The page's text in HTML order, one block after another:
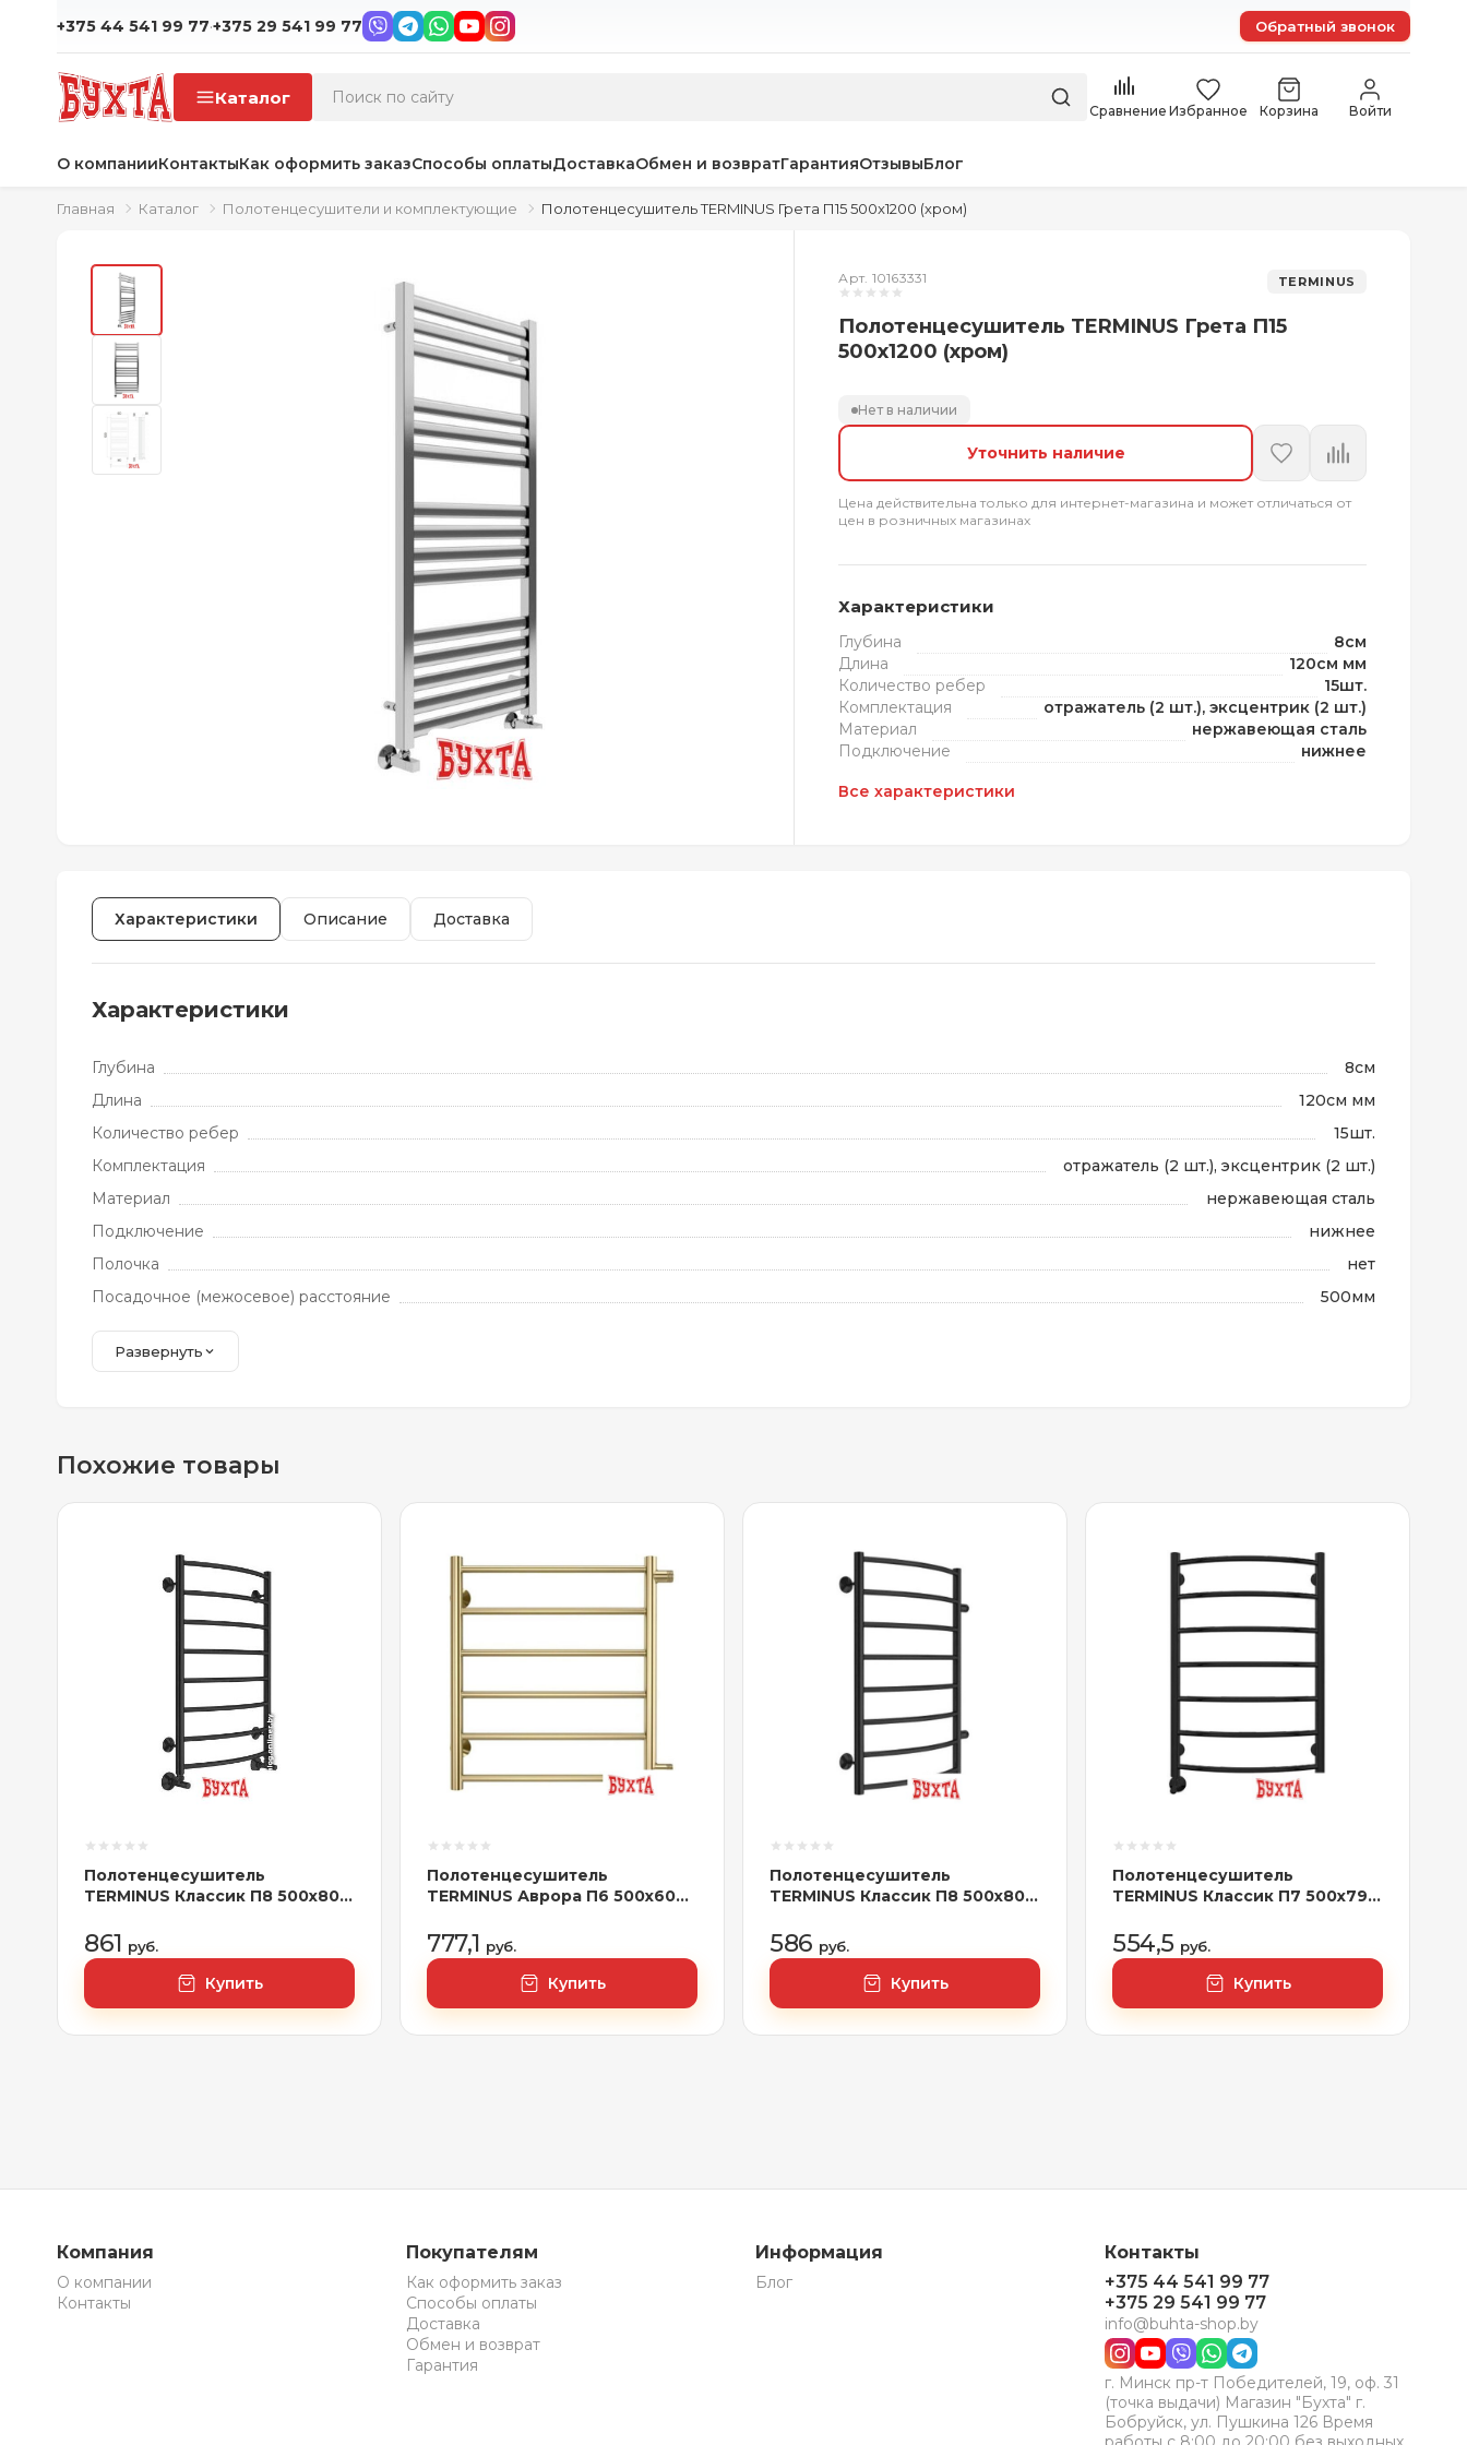
+375 44 541 99 77·+375 29 541 99 77 Обратный звонок
Каталог
Сравнение Избранное Корзина Войти
О компанииКонтактыКак оформить заказСпособы оплатыДоставкаОбмен и возвратГарантияОтзывыБлог
Главная Каталог Полотенцесушители и комплектующие Полотенцесушитель TERMINUS Грета П15 500x1200 (хром)
Арт. 10163331 TERMINUS
Полотенцесушитель TERMINUS Грета П15
500x1200 (хром)
Нет в наличии
Уточнить наличие
Цена действительна только для интернет-магазина и может отличаться от
цен в розничных магазинах
Характеристики
Глубина
8см
Длина
120см мм
Количество ребер
15шт.
Комплектация
отражатель (2 шт.), эксцентрик (2 шт.)
Материал
нержавеющая сталь
Подключение
нижнее
Все характеристики
Характеристики Описание Доставка
Характеристики
Глубина
8см
Длина
120см мм
Количество ребер
15шт.
Комплектация
отражатель (2 шт.), эксцентрик (2 шт.)
Материал
нержавеющая сталь
Подключение
нижнее
Полочка
нет
Посадочное (межосевое) расстояние
500мм
Развернуть
Похожие товары
Полотенцесушитель
TERMINUS Классик П8 500x800
861 руб.
Купить
Полотенцесушитель
TERMINUS Аврора П6 500x600
777,1 руб.
Купить
Полотенцесушитель
TERMINUS Классик П8 500x800
RAL 9005 черный)
586 руб.
Купить
Полотенцесушитель
TERMINUS Классик П7 500x796
9005 черный)
554,5 руб.
Купить
Компания
О компании
Контакты
Покупателям
Как оформить заказ
Способы оплаты
Доставка
Обмен и возврат
Гарантия
Информация
Блог
Контакты
+375 44 541 99 77
+375 29 541 99 77
info@buhta-shop.by
г. Минск пр-т Победителей, 19, оф. 31
(точка выдачи) Магазин "Бухта" г.
Бобруйск, ул. Пушкина 126 Время